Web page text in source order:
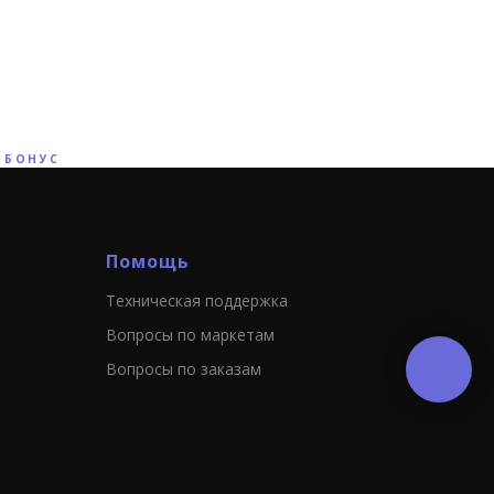
БОНУС
Помощь
Техническая поддержка
Вопросы по маркетам
Вопросы по заказам